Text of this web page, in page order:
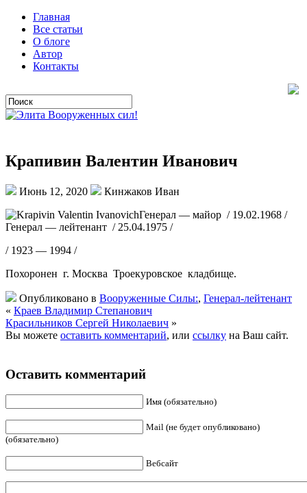
Главная
Все статьи
О блоге
Автор
Контакты
Крапивин Валентин Иванович
Июнь 12, 2020
Кинжаков Иван
Генерал — майор / 19.02.1968 /
Генерал — лейтенант / 25.04.1975 /
/ 1923 — 1994 /
Похоронен г. Москва Троекуровское кладбище.
Опубликовано в Вооруженные Силы:, Генерал-лейтенант
« Краев Владимир Степанович
Красильников Сергей Николаевич »
Вы можете оставить комментарий, или ссылку на Ваш сайт.
Оставить комментарий
Имя (обязательно)
Mail (не будет опубликовано)
(обязательно)
Вебсайт